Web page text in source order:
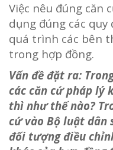
Việc nêu đúng căn
dụng đúng các
quá trình các bên
trong hợp đồng.
Vấn đề đặt ra:
các căn cứ pháp lý
thì như thế nào?
cứ vào Bộ luật dân
đối tượng điều